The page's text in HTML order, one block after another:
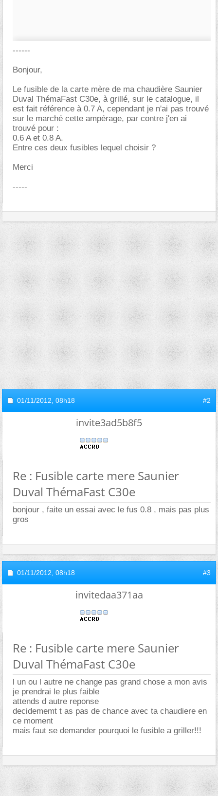
------
Bonjour,
Le fusible de la carte mère de ma chaudière Saunier
Duval ThémaFast C30e, à grillé, sur le catalogue, il
est fait référence à 0.7 A, cependant je n'ai pas trouvé
sur le marché cette ampérage, par contre j'en ai
trouvé pour :
0.6 A et 0.8 A.
Entre ces deux fusibles lequel choisir ?
Merci
-----
01/11/2012, 08h18 #2
invite3ad5b8f5
Re : Fusible carte mere Saunier
Duval ThémaFast C30e
bonjour , faite un essai avec le fus 0.8 , mais pas plus
gros
01/11/2012, 08h18 #3
invitedaa371aa
Re : Fusible carte mere Saunier
Duval ThémaFast C30e
l un ou l autre ne change pas grand chose a mon avis
je prendrai le plus faible
attends d autre reponse
decidememt t as pas de chance avec ta chaudiere en
ce moment
mais faut se demander pourquoi le fusible a griller!!!